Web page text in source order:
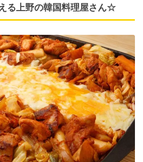
る上野の韓国料理屋さん☆